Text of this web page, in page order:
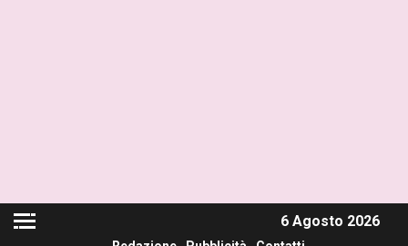
6 Agosto 2026